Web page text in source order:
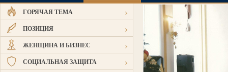
ИНДУСТРИАЛЬНАЯ
ГОРЯЧАЯ ТЕМА ›
ПОЗИЦИЯ ›
ЖЕНЩИНА И БИЗНЕС ›
СОЦИАЛЬНАЯ ЗАЩИТА ›